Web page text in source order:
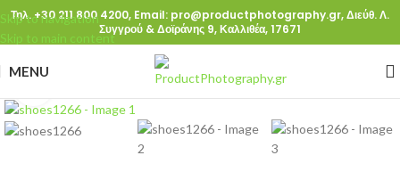
Skip to navigation
Skip to main content
Τηλ. +30 211 800 4200, Email: pro@productphotography.gr,Διεύθ. Λ.
Συγγρού & Δοϊράνης 9, Καλλιθέα, 17671
MENU